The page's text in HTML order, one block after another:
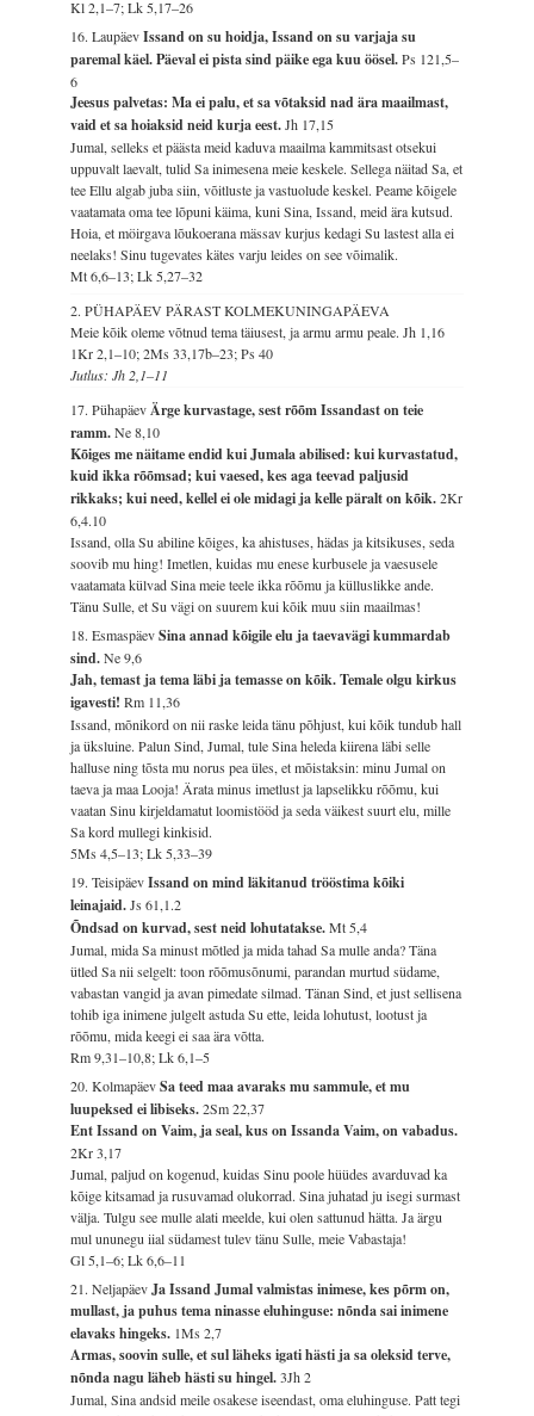
Kl 2,1–7; Lk 5,17–26
16. LaupäevIssand on su hoidja, Issand on su varjaja su
paremal käel. Päeval ei pista sind päike ega kuu öösel.Ps 121,5–
6
Jeesus palvetas: Ma ei palu, et sa võtaksid nad ära maailmast,
vaid et sa hoiaksid neid kurja eest.Jh 17,15
Jumal, selleks et päästa meid kaduva maailma kammitsast otsekui
uppuvalt laevalt, tulid Sa inimesena meie keskele. Sellega näitad Sa, et
tee Ellu algab juba siin, võitluste ja vastuolude keskel. Peame kõigele
vaatamata oma tee lõpuni käima, kuni Sina, Issand, meid ära kutsud.
Hoia, et möirgava lõukoerana mässav kurjus kedagi Su lastest alla ei
neelaks! Sinu tugevates kätes varju leides on see võimalik.
Mt 6,6–13; Lk 5,27–32
2. PÜHAPÄEV PÄRAST KOLMEKUNINGAPÄEVA
Meie kõik oleme võtnud tema täiusest, ja armu armu peale.Jh 1,16
1Kr 2,1–10; 2Ms 33,17b–23; Ps 40
Jutlus: Jh 2,1–11
17. PühapäevÄrge kurvastage, sest rõõm Issandast on teie
ramm.Ne 8,10
Kõiges me näitame endid kui Jumala abilised: kui kurvastatud,
kuid ikka rõõmsad; kui vaesed, kes aga teevad paljusid
rikkaks; kui need, kellel ei ole midagi ja kelle päralt on kõik.2Kr
6,4.10
Issand, olla Su abiline kõiges, ka ahistuses, hädas ja kitsikuses, seda
soovib mu hing! Imetlen, kuidas mu enese kurbusele ja vaesusele
vaatamata külvad Sina meie teele ikka rõõmu ja külluslikke ande.
Tänu Sulle, et Su vägi on suurem kui kõik muu siin maailmas!
18. EsmaspäevSina annad kõigile elu ja taevavägi kummardab
sind.Ne 9,6
Jah, temast ja tema läbi ja temasse on kõik. Temale olgu kirkus
igavesti!Rm 11,36
Issand, mõnikord on nii raske leida tänu põhjust, kui kõik tundub hall
ja üksluine. Palun Sind, Jumal, tule Sina heleda kiirena läbi selle
halluse ning tõsta mu norus pea üles, et mõistaksin: minu Jumal on
taeva ja maa Looja! Ärata minus imetlust ja lapselikku rõõmu, kui
vaatan Sinu kirjeldamatut loomistööd ja seda väikest suurt elu, mille
Sa kord mullegi kinkisid.
5Ms 4,5–13; Lk 5,33–39
19. TeisipäevIssand on mind läkitanud trööstima kõiki
leinajaid.Js 61,1.2
Õndsad on kurvad, sest neid lohutatakse.Mt 5,4
Jumal, mida Sa minust mõtled ja mida tahad Sa mulle anda? Täna
ütled Sa nii selgelt: toon rõõmusõnumi, parandan murtud südame,
vabastan vangid ja avan pimedate silmad. Tänan Sind, et just sellisena
tohib iga inimene julgelt astuda Su ette, leida lohutust, lootust ja
rõõmu, mida keegi ei saa ära võtta.
Rm 9,31–10,8; Lk 6,1–5
20. KolmapäevSa teed maa avaraks mu sammule, et mu
luupeksed ei libiseks.2Sm 22,37
Ent Issand on Vaim, ja seal, kus on Issanda Vaim, on vabadus.
2Kr 3,17
Jumal, paljud on kogenud, kuidas Sinu poole hüüdes avarduvad ka
kõige kitsamad ja rusuvamad olukorrad. Sina juhatad ju isegi surmast
välja. Tulgu see mulle alati meelde, kui olen sattunud hätta. Ja ärgu
mul ununegu iial südamest tulev tänu Sulle, meie Vabastaja!
Gl 5,1–6; Lk 6,6–11
21. NeljapäevJa Issand Jumal valmistas inimese, kes põrm on,
mullast, ja puhus tema ninasse eluhinguse: nõnda sai inimene
elavaks hingeks. 1Ms 2,7
Armas, soovin sulle, et sul läheks igati hästi ja sa oleksid terve,
nõnda nagu läheb hästi su hingel.3Jh 2
Jumal, Sina andsid meile osakese iseendast, oma eluhinguse. Patt tegi